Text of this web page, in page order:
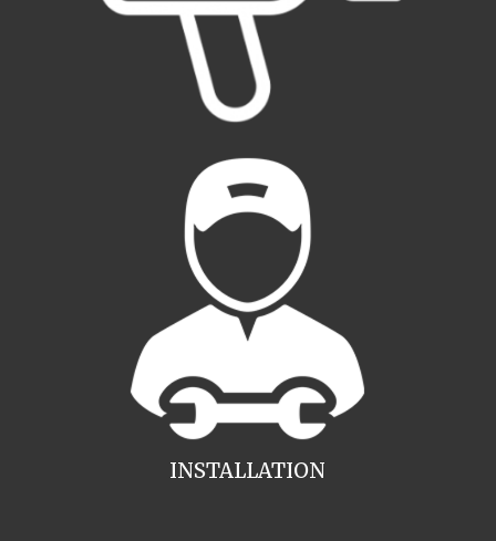
INSTALLATION